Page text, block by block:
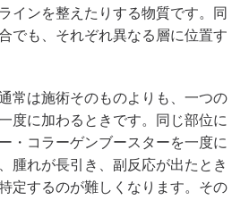
インを整えたりする物質です。同
でも、それぞれ異なる層に位置す
常は施術そのものよりも、一つの
度に加わるときです。同じ部位に
・コラーゲンブースターを一度に
腫れが長引き、副反応が出たとき
定するのが難しくなります。その